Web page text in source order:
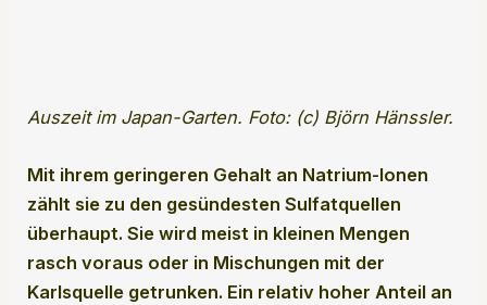
Auszeit im Japan-Garten. Foto: (c) Björn Hänssler.
Mit ihrem geringeren Gehalt an Natrium-Ionen
zählt sie zu den gesündesten Sulfatquellen
überhaupt. Sie wird meist in kleinen Mengen
rasch voraus oder in Mischungen mit der
Karlsquelle getrunken. Ein relativ hoher Anteil an